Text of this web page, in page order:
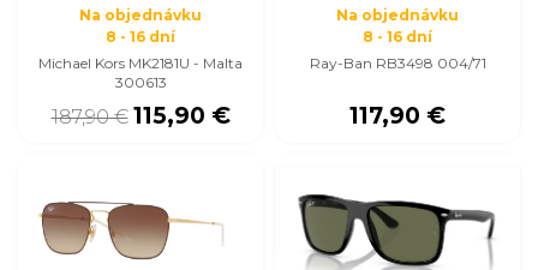
Na objednávku
8 - 16 dní
Michael Kors MK2181U - Malta
300613
187,90 € 115,90 €
Na objednávku
8 - 16 dní
Ray-Ban RB3498 004/71
117,90 €